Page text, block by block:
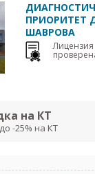
ПРИОРИТЕТ
ШАВРОВА
Лицензия
на КТ
-25% на КТ